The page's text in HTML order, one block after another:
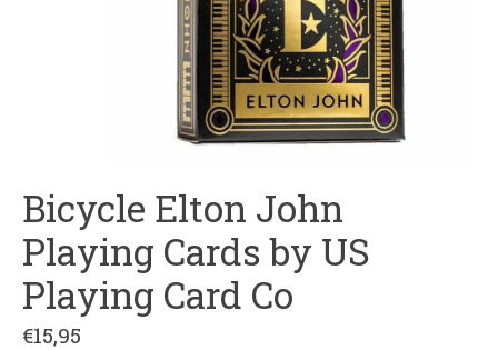
Bicycle Elton John
Playing Cards by US
Playing Card Co
€15,95